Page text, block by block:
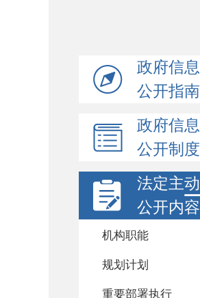
政府信息
公开指南
政府信息
公开制度
法定主动
公开内容
机构职能
规划计划
重要部署执行